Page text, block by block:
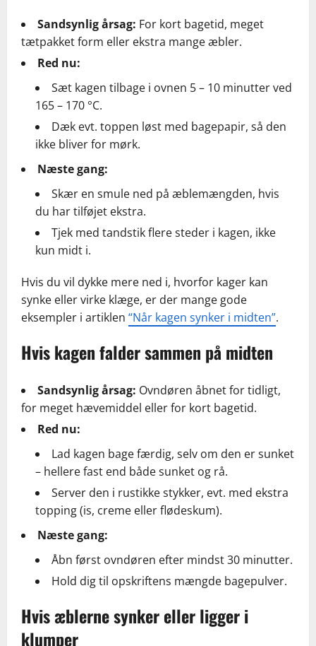
Sandsynlig årsag: For kort bagetid, meget
tætpakket form eller ekstra mange æbler.
Red nu:
Sæt kagen tilbage i ovnen 5 – 10 minutter ved
165 – 170 °C.
Dæk evt. toppen løst med bagepapir, så den
ikke bliver for mørk.
Næste gang:
Skær en smule ned på æblemængden, hvis
du har tilføjet ekstra.
Tjek med tandstik flere steder i kagen, ikke
kun midt i.
Hvis du vil dykke mere ned i, hvorfor kager kan
synke eller virke klæge, er der mange gode
eksempler i artiklen “Når kagen synker i midten”.
Hvis kagen falder sammen på midten
Sandsynlig årsag: Ovndøren åbnet for tidligt,
for meget hævemiddel eller for kort bagetid.
Red nu:
Lad kagen bage færdig, selv om den er sunket
– hellere fast end både sunket og rå.
Server den i rustikke stykker, evt. med ekstra
topping (is, creme eller flødeskum).
Næste gang:
Åbn først ovndøren efter mindst 30 minutter.
Hold dig til opskriftens mængde bagepulver.
Hvis æblerne synker eller ligger i
klumper